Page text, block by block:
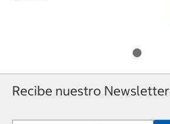
Recibe nuestro Newsletter